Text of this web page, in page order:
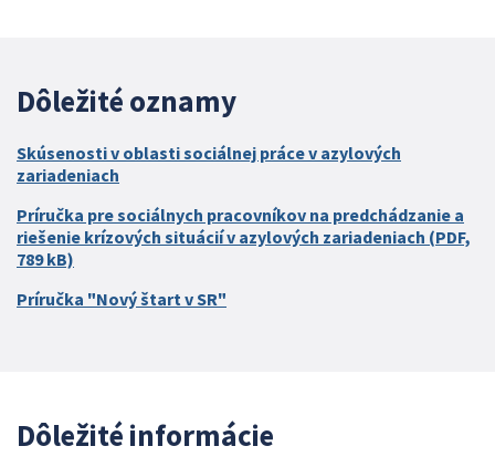
Dôležité oznamy
Skúsenosti v oblasti sociálnej práce v azylových
zariadeniach
Príručka pre sociálnych pracovníkov na predchádzanie a
riešenie krízových situácií v azylových zariadeniach (PDF,
789 kB)
Príručka "Nový štart v SR"
Dôležité informácie